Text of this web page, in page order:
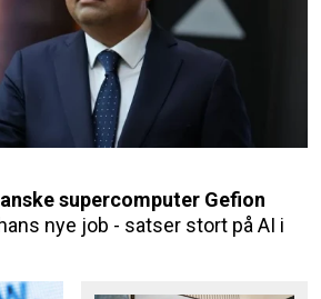
supercomputer Gefion
nye job - satser stort på AI i